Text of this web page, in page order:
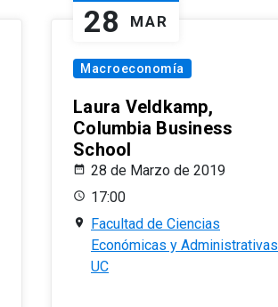
28 MAR
Macroeconomía
Laura Veldkamp,
Columbia Business
School
28 de Marzo de 2019
17:00
Facultad de Ciencias
Económicas y Administrativas
UC